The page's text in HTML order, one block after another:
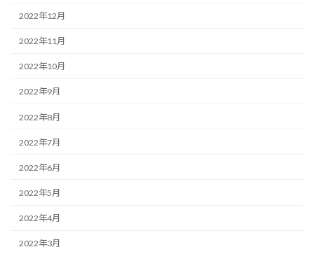
2022年12月
2022年11月
2022年10月
2022年9月
2022年8月
2022年7月
2022年6月
2022年5月
2022年4月
2022年3月